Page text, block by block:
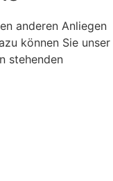
anderen Anliegen
können Sie unser
stehenden